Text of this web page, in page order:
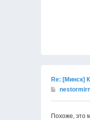
Re: [Минск]
Похоже, это